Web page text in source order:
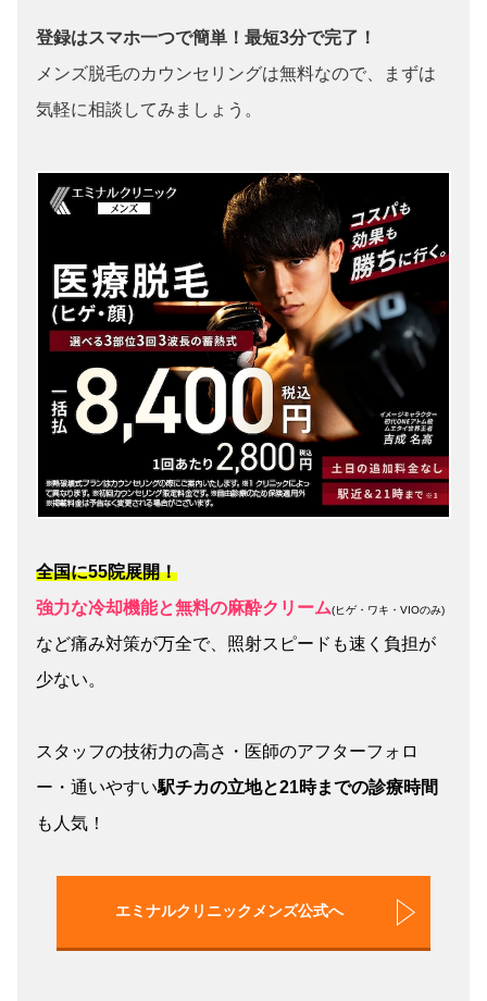
登録はスマホ一つで簡単！最短3分で完了！
メンズ脱毛のカウンセリングは無料なので、まずは
気軽に相談してみましょう。
全国に55院展開！
強力な冷却機能と無料の麻酔クリーム(ヒゲ・ワキ・VIOのみ)
など痛み対策が万全で、照射スピードも速く負担が
少ない。
スタッフの技術力の高さ・医師のアフターフォロ
ー・通いやすい駅チカの立地と21時までの診療時間
も人気！
エミナルクリニックメンズ公式へ